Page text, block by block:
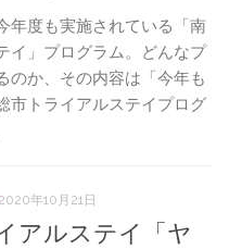
年度も実施されている「南
イ」プログラム。どんなプ
のか、その内容は「今年も
市トライアルステイプログ
2020年10月21日
アルステイ「ヤ